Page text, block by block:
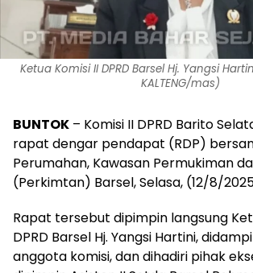
Ketua Komisi II DPRD Barsel Hj. Yangsi
KALTENG/mas)
BUNTOK – Komisi II DPRD Barito
rapat dengar pendapat (RDP)
Perumahan, Kawasan Permukiman
(Perkimtan) Barsel, Selasa, (12/8/
Rapat tersebut dipimpin langsung
DPRD Barsel Hj. Yangsi Hartini,
anggota komisi, dan dihadiri pihak